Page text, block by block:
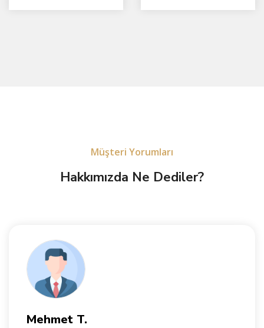
Müşteri Yorumları
Hakkımızda Ne Dediler?
Mehmet T.